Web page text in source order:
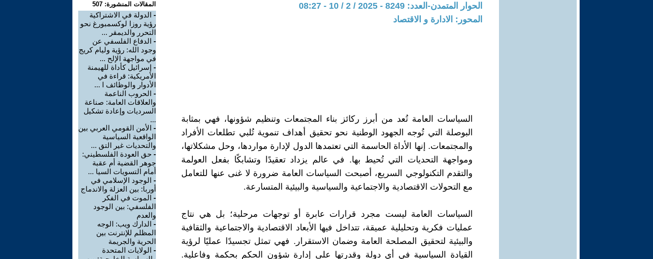
الحوار المتمدن-العدد: 8249 - 2025 / 2 / 10 - 08:27
المحور: الادارة و الاقتصاد
السياسات العامة تُعد من أبرز ركائز بناء المجتمعات وتنظيم شؤونها، فهي بمثابة
البوصلة التي تُوجه الجهود الوطنية نحو تحقيق أهداف تنموية تُلبي تطلعات الأفراد
والمجتمعات. إنها الأداة الحاسمة التي تعتمدها الدول لإدارة مواردها، وحل مشكلاتها،
ومواجهة التحديات التي تُحيط بها. في عالم يزداد تعقيدًا وتشابكًا بفعل العولمة
والتقدم التكنولوجي السريع، أصبحت السياسات العامة ضرورة لا غنى عنها للتعامل
مع التحولات الاقتصادية والاجتماعية والسياسية والبيئية المتسارعة.
السياسات العامة ليست مجرد قرارات عابرة أو توجهات مرحلية؛ بل هي نتاج
عمليات فكرية وتحليلية عميقة، تتداخل فيها الأبعاد الاقتصادية والاجتماعية والثقافية
والبيئية لتحقيق المصلحة العامة وضمان الاستقرار. فهي تمثل تجسيدًا عمليًا لرؤية
القيادة السياسية في أي دولة وقدرتها على إدارة شؤون الحكم بحكمة وفاعلية.
المقالات المنشورة: 507
- الدولة في الاشتراكية
رؤية روزا لوكسمبورغ نحو
التحرر والديمقر ...
- الدفاع الفلسفي عن
وجود الله: رؤية وليام كريج
في مواجهة الإلح ...
- إسرائيل كأداة للهيمنة
الأمريكية: قراءة في
الأدوار والوظائف ا ...
- الحروب الناعمة
والعلاقات العامة: صناعة
السرديات وإعادة تشكيل
...
- الأمن القومي العربي بين
الواقعية السياسية
والتحديات غير التق ...
- حق العودة الفلسطيني:
جوهر القضية أم عقبة
أمام التسويات السيا ...
- الوجود الإسلامي في
أوربا: بين العزلة والاندماج
- الموت في الفكر
الفلسفي: بين الوجود
والعدم
- الدارك ويب: الوجه
المظلم للإنترنت بين
الحرية والجريمة
- الولايات المتحدة